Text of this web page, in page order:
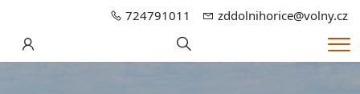
724791011 zddolnihorice@volny.cz
Hledání